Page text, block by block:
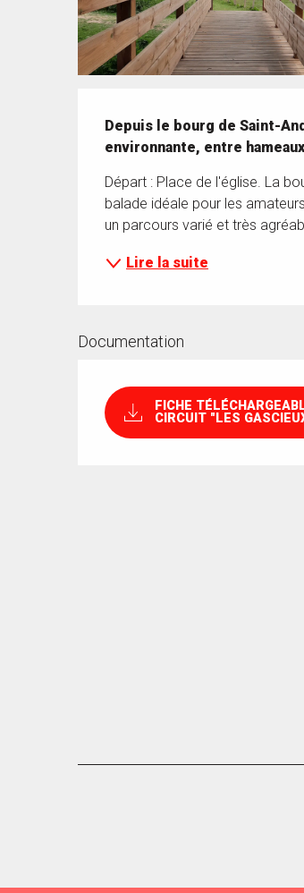
Depuis le bourg de Saint-
environnante, entre
Départ : Place de l'église. La
balade idéale pour les
un parcours varié et très
Lire la suite
Documentation
FICHE
CIRCUIT "LES